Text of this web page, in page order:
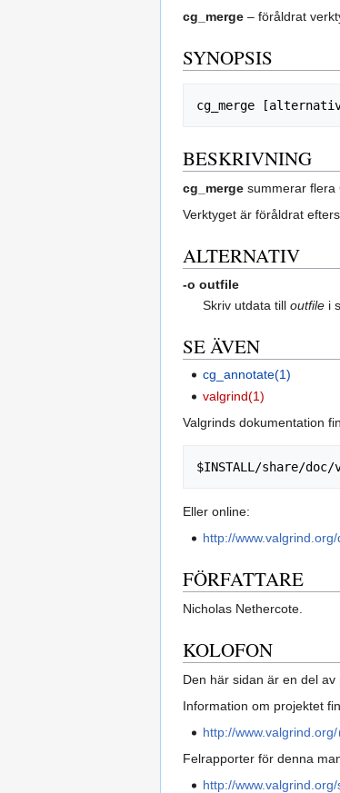
cg_merge – föråldrat
SYNOPSIS
BESKRIVNING
cg_merge summerar flera
Verktyget är föråldrat
ALTERNATIV
-o outfile
Skriv utdata tilloutfile i
SE ÄVEN
cg_annotate(1)
valgrind(1)
Valgrinds dokumentation
Eller online:
http://
FÖRFATTARE
Nicholas Nethercote.
KOLOFON
Den här sidan är en del av
Information om projektet
http://www.valgrind.org/
Felrapporter för denna
http://